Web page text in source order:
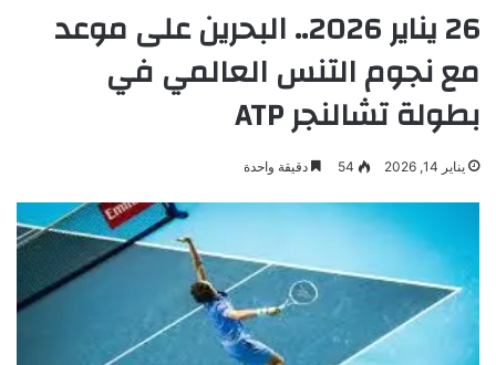
26 يناير 2026.. البحرين على موعد
مع نجوم التنس العالمي في
بطولة تشالنجر ATP
يناير 14, 2026 54 دقيقة واحدة